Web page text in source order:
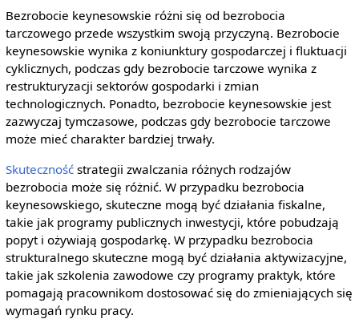
Bezrobocie keynesowskie różni się od bezrobocia
tarczowego przede wszystkim swoją przyczyną. Bezrobocie
keynesowskie wynika z koniunktury gospodarczej i fluktuacji
cyklicznych, podczas gdy bezrobocie tarczowe wynika z
restrukturyzacji sektorów gospodarki i zmian
technologicznych. Ponadto, bezrobocie keynesowskie jest
zazwyczaj tymczasowe, podczas gdy bezrobocie tarczowe
może mieć charakter bardziej trwały.
Skutecznośćstrategii zwalczania różnych rodzajów
bezrobocia może się różnić. W przypadku bezrobocia
keynesowskiego, skuteczne mogą być działania fiskalne,
takie jak programy publicznych inwestycji, które pobudzają
popyt i ożywiają gospodarkę. W przypadku bezrobocia
strukturalnego skuteczne mogą być działania aktywizacyjne,
takie jak szkolenia zawodowe czy programy praktyk, które
pomagają pracownikom dostosować się do zmieniających się
wymagań rynku pracy.